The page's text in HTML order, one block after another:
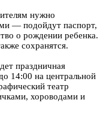
нужно
— подойдут паспорт,
о рождении ребенка.
сохранятся.
праздничная
14:00 на центральной
театр
хороводами и